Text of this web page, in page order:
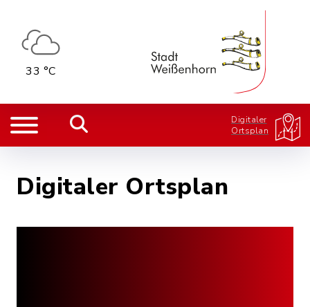
33 °C
Digitaler
Ortsplan
Digitaler Ortsplan